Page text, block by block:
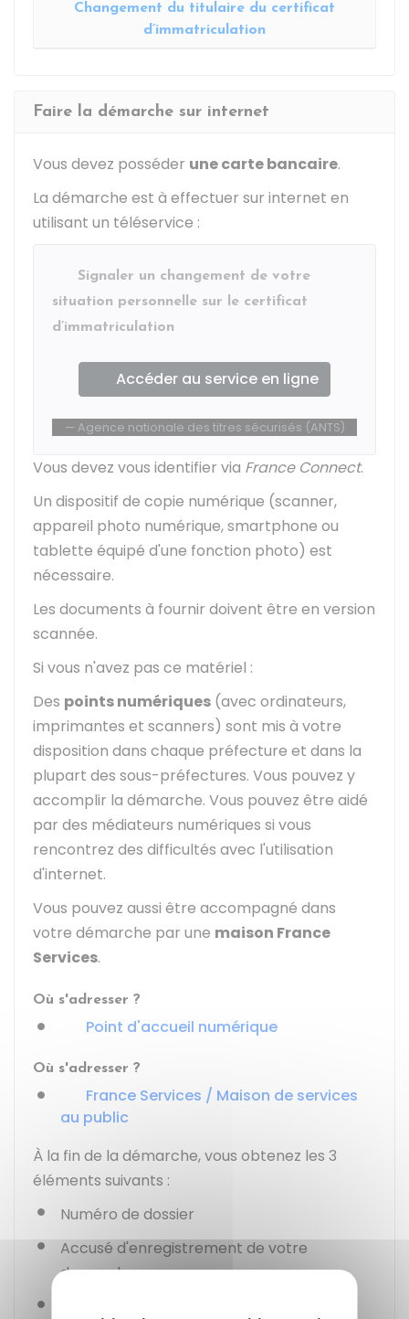
Changement du titulaire du certificat
d’immatriculation
Faire la démarche sur internet
Vous devez posséder une carte bancaire.
La démarche est à effectuer sur internet en
utilisant un téléservice :
Signaler un changement de votre
situation personnelle sur le certificat
d’immatriculation
Accéder au service en ligne
Agence nationale des titres sécurisés (ANTS)
Vous devez vous identifier via France Connect.
Un dispositif de copie numérique (scanner,
appareil photo numérique, smartphone ou
tablette équipé d'une fonction photo) est
nécessaire.
Les documents à fournir doivent être en version
scannée.
Si vous n'avez pas ce matériel :
Des points numériques (avec ordinateurs,
imprimantes et scanners) sont mis à votre
disposition dans chaque préfecture et dans la
plupart des sous-préfectures. Vous pouvez y
accomplir la démarche. Vous pouvez être aidé
par des médiateurs numériques si vous
rencontrez des difficultés avec l'utilisation
d'internet.
Vous pouvez aussi être accompagné dans
votre démarche par une maison France
Services.
Où s'adresser ?
Point d'accueil numérique
Où s'adresser ?
France Services / Maison de services
au public
À la fin de la démarche, vous obtenez les 3
éléments suivants :
Numéro de dossier
Accusé d'enregistrement de votre
demande